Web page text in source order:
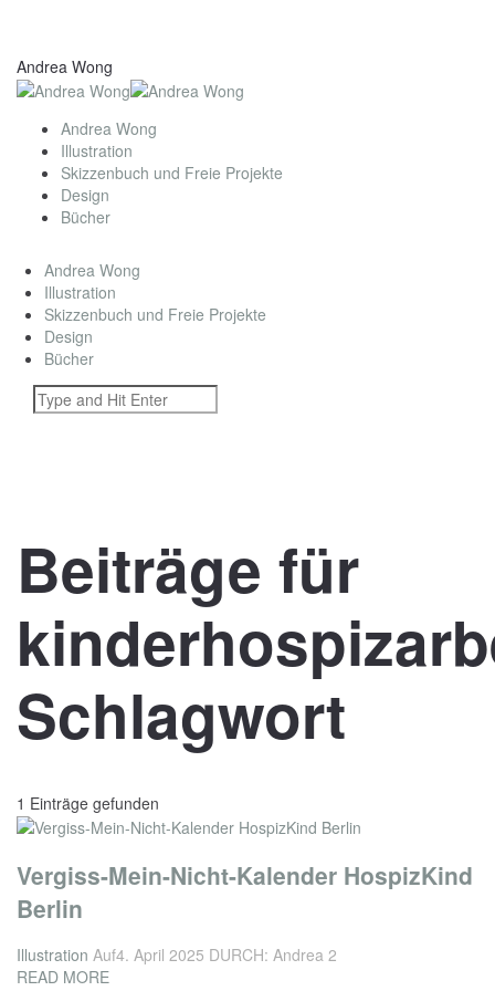
Andrea Wong
Andrea Wong
Illustration
Skizzenbuch und Freie Projekte
Design
Bücher
Andrea Wong
Illustration
Skizzenbuch und Freie Projekte
Design
Bücher
Beiträge für
Schlagwort
1 Einträge gefunden
Vergiss-Mein-Nicht-Kalender HospizKind
Berlin
Illustration Auf4. April 2025 DURCH: Andrea 2
READ MORE